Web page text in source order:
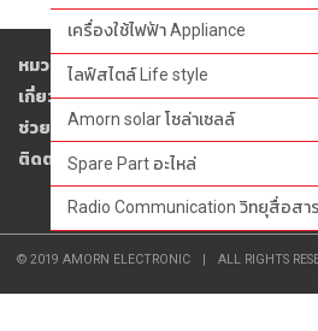
เครื่องใช้ไฟฟ้า Appliance
ไลฟ์สไตล์ Life style
Amorn solar โซล่าเซลล์
Spare Part อะไหล่
Radio Communication วิทยุสื่อสาร
หมวดสินค้า
เกี่ยวกับอมร
ช่วยเหลือ
ติดต่ออมร
© 2019 AMORN ELECTRONIC ALL RIGHTS